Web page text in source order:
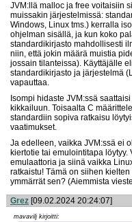
JVM:llä malloc ja free voitaisiin
muissakin järjestelmissä:
Windows, Linux tms.) kerralla
ohjelman sisällä, ja kun koko
standardikirjasto mahdollisesti
niin, että jokin määrä muistia
jossain tilanteissa). Käyttäjälle
standardikirjasto ja järjestelmä
vapauttaa.
Isompi hidaste JVM:ssä
kikkailuun. Toisaalta C
standardiin sopiva ratkaisu
vaatimukset.
Ja edelleen, vaikka JVM:ssä ei
kiertotie tai emulointitapa
emulaattoria ja siinä vaikka
ratkaistu! Tämä on siihen
ymmärrät sen? (Aiemmista
Grez [09.02.2024 20:24:07]
mavavilj kirjoitti: